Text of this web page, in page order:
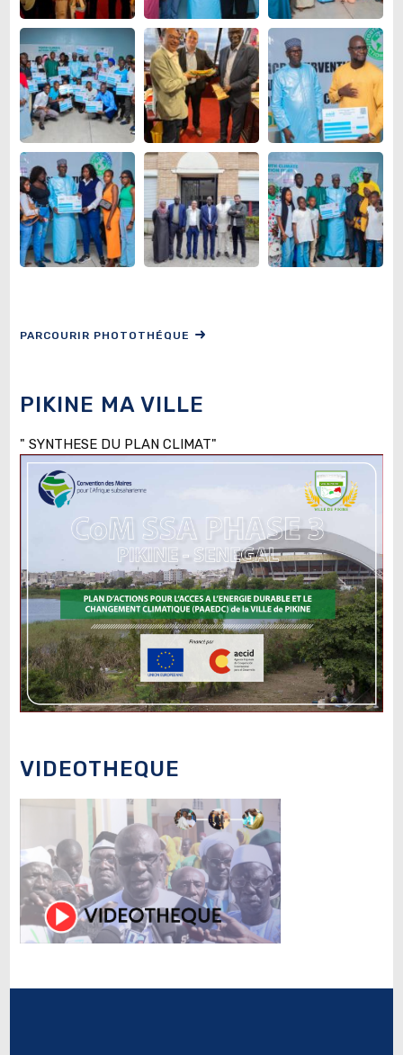
PARCOURIR PHOTOTHÉQUE
PIKINE MA VILLE
" SYNTHESE DU PLAN CLIMAT"
VIDEOTHEQUE